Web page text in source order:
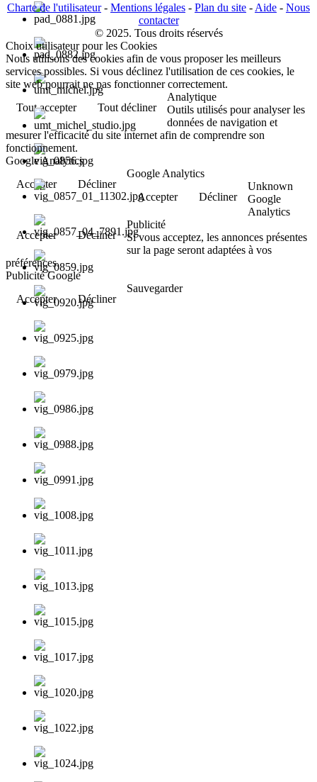
Charte de l'utilisateur- Mentions légales - Plan du site - Aide - Nous
contacter
© 2025. Tous droits réservés
Choix utilisateur pour les Cookies
Nous utilisons des cookies afin de vous proposer les meilleurs
services possibles. Si vous déclinez l'utilisation de ces cookies, le
site web pourrait ne pas fonctionner correctement.
Tout accepter
Tout décliner
Analytique
Outils utilisés pour analyser les
données de navigation et
mesurer l'efficacité du site internet afin de comprendre son
fonctionnement.
Google Analytics
Accepter
Décliner
Google Analytics
Accepter
Décliner
Unknown
Google
Analytics
Accepter
Décliner
Publicité
Si vous acceptez, les annonces présentes
sur la page seront adaptées à vos
préférences.
Publicité Google
Accepter
Décliner
Sauvegarder